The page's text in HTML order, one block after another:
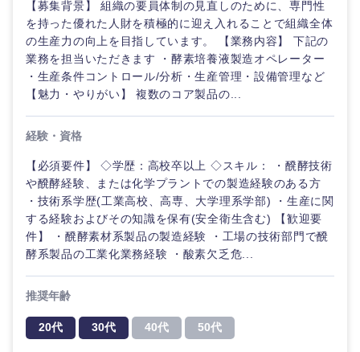
【募集背景】 組織の要員体制の見直しのために、専門性
を持った優れた人財を積極的に迎え入れることで組織全体
の生産力の向上を目指しています。 【業務内容】 下記の
業務を担当いただきます ・酵素培養液製造オペレーター
・生産条件コントロール/分析・生産管理・設備管理など
【魅力・やりがい】 複数のコア製品の...
経験・資格
【必須要件】 ◇学歴：高校卒以上 ◇スキル： ・醗酵技術
や醗酵経験、または化学プラントでの製造経験のある方
・技術系学歴(工業高校、高専、大学理系学部) ・生産に関
する経験およびその知識を保有(安全衛生含む) 【歓迎要
件】 ・醗酵素材系製品の製造経験 ・工場の技術部門で醗
酵系製品の工業化業務経験 ・酸素欠乏危...
推奨年齢
20代 30代 40代 50代